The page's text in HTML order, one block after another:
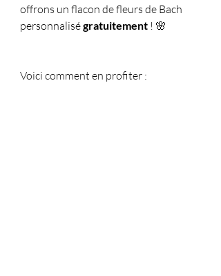
offrons un flacon de fleurs de Bach
personnalisé gratuitement ! 🌸
Voici comment en profiter :